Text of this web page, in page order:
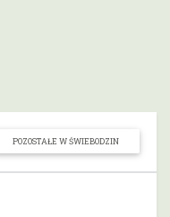
POZOSTAŁE W ŚWIEBODZIN